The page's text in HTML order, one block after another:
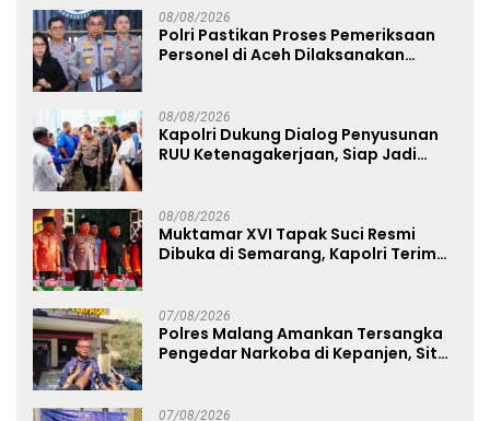
08/08/2026
Polri Pastikan Proses Pemeriksaan
Personel di Aceh Dilaksanakan
08/08/2026
Kapolri Dukung Dialog Penyusunan
RUU Ketenagakerjaan, Siap Jadi
08/08/2026
Muktamar XVI Tapak Suci Resmi
Dibuka di Semarang, Kapolri Terima
07/08/2026
Polres Malang Amankan Tersangka
Pengedar Narkoba di Kepanjen, Sita
07/08/2026